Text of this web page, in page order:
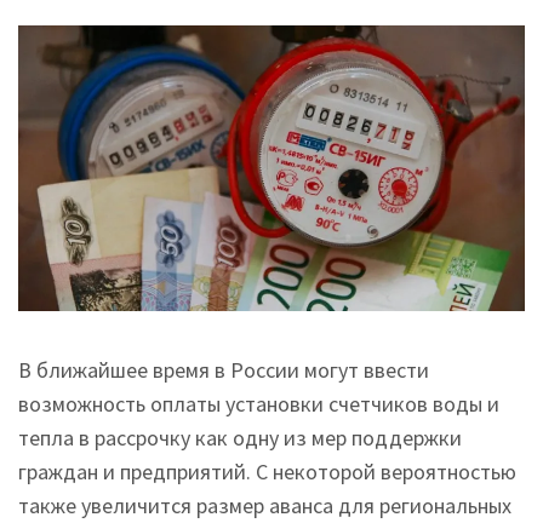
В ближайшее время в России могут ввести
возможность оплаты установки счетчиков воды и
тепла в рассрочку как одну из мер поддержки
граждан и предприятий. С некоторой вероятностью
также увеличится размер аванса для региональных